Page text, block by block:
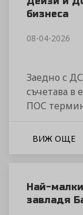
бизнеса
08-04-2026
Заедно с
съчетава в
ПОС
ВИЖ ОЩЕ
Най-
завладя